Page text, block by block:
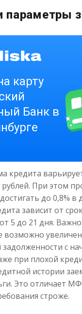
Получить
от 1
Получить
параметры
кредита
рублей. При этом
до 0,8% в
зависит от
5 до 21 дня.
возможно
с
при плохой
истории
Это отличает
строже.